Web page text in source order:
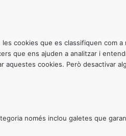
cookies que es classifiquen com a
que ens ajuden a analitzar i
cookies. Però desactivar
només inclou galetes que